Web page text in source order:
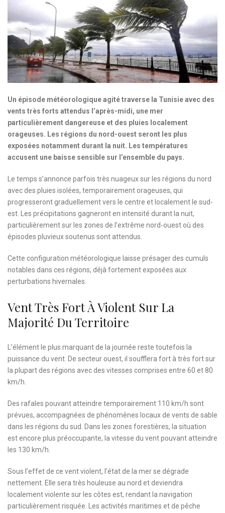
Un épisode météorologique agité traverse la Tunisie avec des
vents très forts attendus l’après-midi, une mer
particulièrement dangereuse et des pluies localement
orageuses. Les régions du nord-ouest seront les plus
exposées notamment durant la nuit. Les températures
accusent une baisse sensible sur l’ensemble du pays.
Le temps s’annonce parfois très nuageux sur les régions du nord
avec des pluies isolées, temporairement orageuses, qui
progresseront graduellement vers le centre et localement le sud-
est. Les précipitations gagneront en intensité durant la nuit,
particulièrement sur les zones de l’extrême nord-ouest où des
épisodes pluvieux soutenus sont attendus.
Cette configuration météorologique laisse présager des cumuls
notables dans ces régions, déjà fortement exposées aux
perturbations hivernales.
Vent Très Fort À Violent Sur La
Majorité Du Territoire
L’élément le plus marquant de la journée reste toutefois la
puissance du vent. De secteur ouest, il soufflera fort à très fort sur
la plupart des régions avec des vitesses comprises entre 60 et 80
km/h.
Des rafales pouvant atteindre temporairement 110 km/h sont
prévues, accompagnées de phénomènes locaux de vents de sable
dans les régions du sud. Dans les zones forestières, la situation
est encore plus préoccupante, la vitesse du vent pouvant atteindre
les 130 km/h.
Sous l’effet de ce vent violent, l’état de la mer se dégrade
nettement. Elle sera très houleuse au nord et deviendra
localement violente sur les côtes est, rendant la navigation
particulièrement risquée. Les activités maritimes et de pêche